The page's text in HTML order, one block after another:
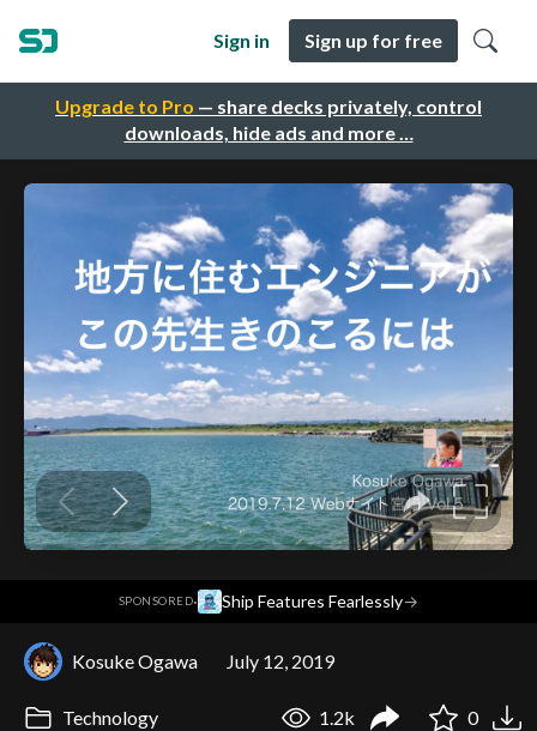
Upgrade to Pro — share decks privately, control
downloads, hide ads and more …
Sign in Sign up for free
SPONSORED· Ship Features Fearlessly→
Kosuke Ogawa July 12, 2019
Technology 1.2k 0